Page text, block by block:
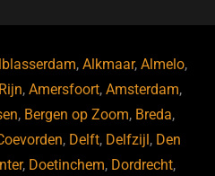
,Alkmaar,Almelo,
,Amersfoort,Amsterdam,
, Bergen op Zoom, Breda,
, Delft, Delfzijl , Den
, Doetinchem, Dordrecht,